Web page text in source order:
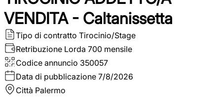
VENDITA - Caltanissetta
Tipo di contratto Tirocinio/Stage
Retribuzione Lorda 700 mensile
Codice annuncio 350057
Data di pubblicazione 7/8/2026
Città Palermo